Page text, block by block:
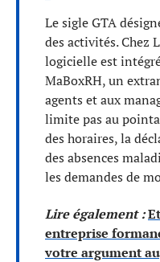
Le sigle GTA
des activités. Chez
logicielle est
MaBoxRH, un
agents et aux
limite pas au
des horaires, la
des absences
les demandes de
Lire également :
entreprise
votre argument